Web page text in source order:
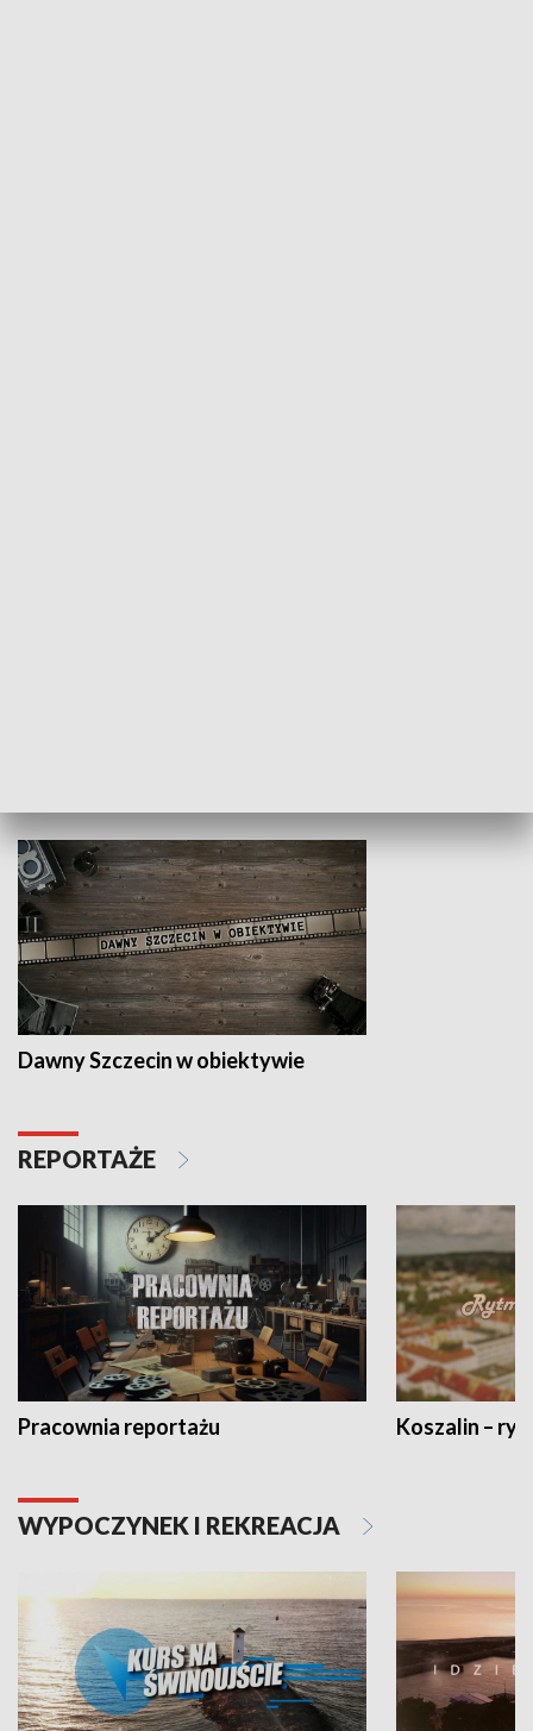
Dawny Szczecin w obiektywie
REPORTAŻE
Pracownia reportażu Koszalin –
WYPOCZYNEK I REKREACJA